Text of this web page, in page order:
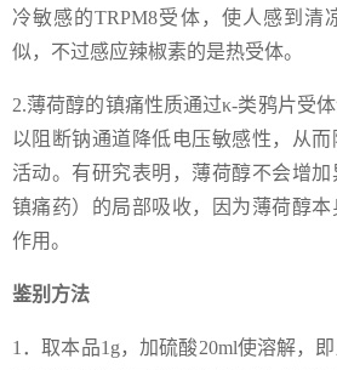
冷敏感的TRPM8受体，使人感到清
似，不过感应辣椒素的是热受体。
2.薄荷醇的镇痛性质通过κ-类鸦片受
以阻断钠通道降低电压敏感性，从
活动。有研究表明，薄荷醇不会增加
镇痛药）的局部吸收，因为薄荷醇
作用。
鉴别方法
1．取本品1g，加硫酸20ml使溶解，